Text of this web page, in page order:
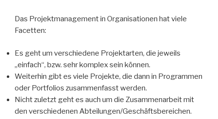
Das Projektmanagement in Organisationen hat viele
Facetten:
Es geht um verschiedene Projektarten, die jeweils
„einfach“, bzw. sehr komplex sein können.
Weiterhin gibt es viele Projekte, die dann in Programmen
oder Portfolios zusammenfasst werden.
Nicht zuletzt geht es auch um die Zusammenarbeit mit
den verschiedenen Abteilungen/Geschäftsbereichen.